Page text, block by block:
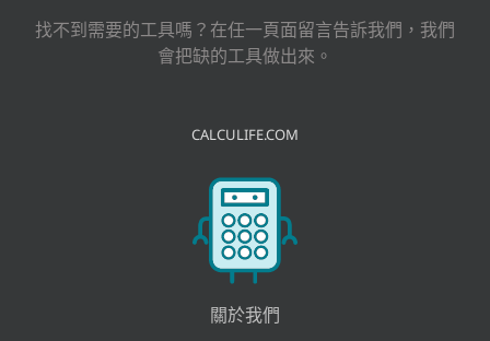
果：
找不到需要的工具嗎？在任一頁面留言告訴我們，我們
會把缺的工具做出來。
CALCULIFE.COM
關於我們